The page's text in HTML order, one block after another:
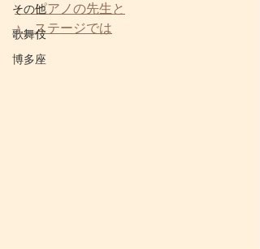
その他
歌舞伎
博多座
♪　ピアノの先生と
♪　ステージでは